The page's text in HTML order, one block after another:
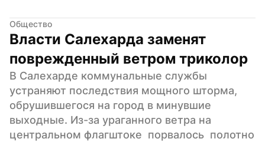
Общество
Власти Салехарда заменят
поврежденный ветром триколор
В Салехарде коммунальные службы
устраняют последствия мощного шторма,
обрушившегося на город в минувшие
выходные. Из-за ураганного ветра на
центральном флагштоке  порвалось  полотно